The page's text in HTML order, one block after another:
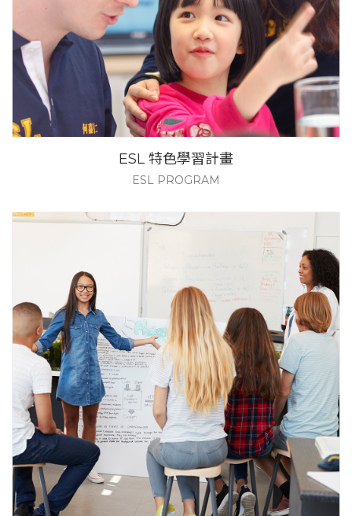
ESL 特色學習計畫
ESL PROGRAM